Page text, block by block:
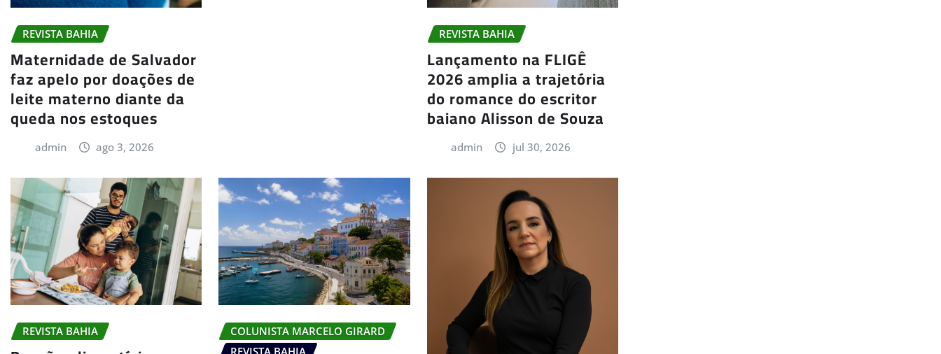
REVISTA BAHIA
Maternidade de Salvador
faz apelo por doações de
leite materno diante da
queda nos estoques
admin ago 3, 2026
REVISTA BAHIA
Lançamento na FLIGÊ
2026 amplia a trajetória
do romance do escritor
baiano Alisson de Souza
admin jul 30, 2026
REVISTA BAHIA
COLUNISTA MARCELO GIRARD
REVISTA BAHIA